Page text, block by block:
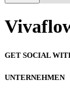
GET SOCIAL
UNTERNEHMEN